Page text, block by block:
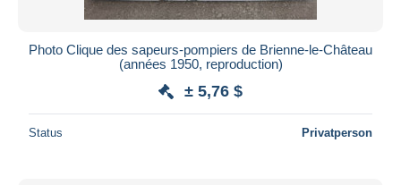
Photo Clique des sapeurs-pompiers de Brienne-le-Château
(années 1950, reproduction)
± 5,76 $
Status Privatperson